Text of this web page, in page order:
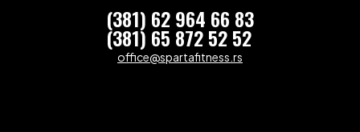
(381) 62 964 66 83
(381) 65 872 52 52
office@spartafitness.rs